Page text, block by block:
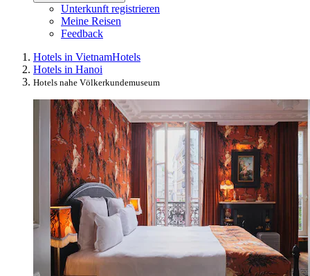
Unterkunft registrieren
Meine Reisen
Feedback
Hotels in VietnamHotels
Hotels in Hanoi
Hotels nahe Völkerkundemuseum